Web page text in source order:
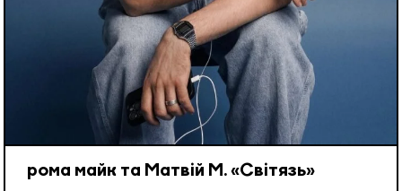
рома майк та Матвій М. «Світязь»